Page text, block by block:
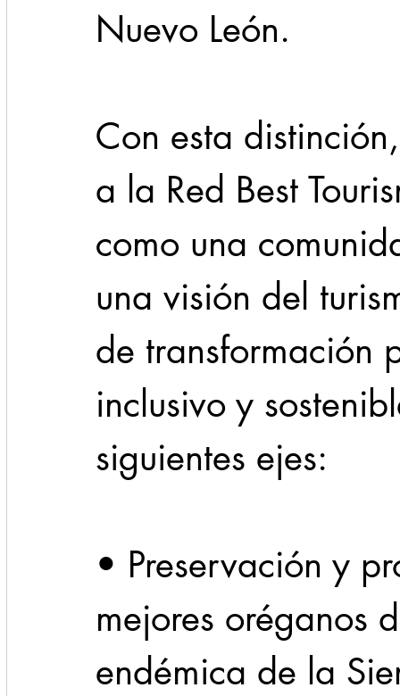
Nuevo León.
Con esta
a la Red Best
como una
una visión del
de transformación
inclusivo y
siguientes ejes:
• Preservación y
mejores oréganos
endémica de la